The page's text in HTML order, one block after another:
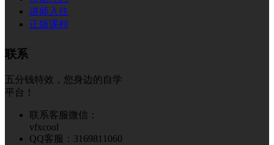
讲师入住
正版课程
联系
五分钱特效，您身边的自学
平台！
联系客服微信：
vfxcool
QQ客服：3169811060